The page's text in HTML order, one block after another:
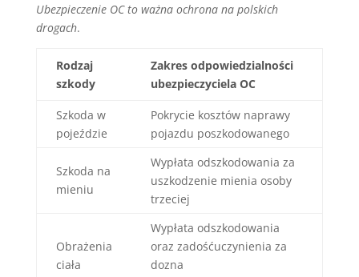
Ubezpieczenie OC to ważna ochrona na polskich
drogach.
Rodzaj
szkody
Zakres odpowiedzialności
ubezpieczyciela OC
Szkoda w
pojeździe
Pokrycie kosztów naprawy
pojazdu poszkodowanego
Szkoda na
mieniu
Wypłata odszkodowania za
uszkodzenie mienia osoby
trzeciej
Obrażenia
ciała
Wypłata odszkodowania
oraz zadośćuczynienia za
dozna